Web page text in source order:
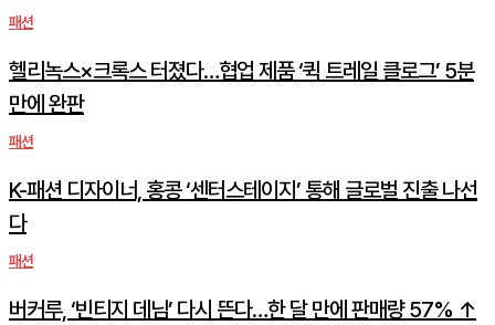
패션
헬리녹스×크록스 터졌다…협업 제품 ‘퀵 트레일 클로그’ 5분
만에 완판
패션
K-패션 디자이너, 홍콩 ‘센터스테이지’ 통해 글로벌 진출 나선
다
패션
버커루, ‘빈티지 데님’ 다시 뜬다…한 달 만에 판매량 57% ↑